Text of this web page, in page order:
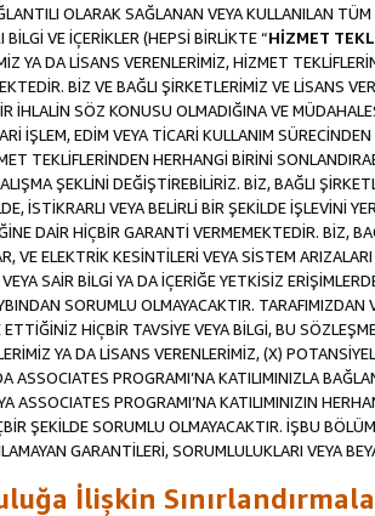
OLARAK SAĞLANAN VEYA KULLANILAN
VE İÇERİKLER (HEPSİ BİRLİKTE “HİZMET
YA DA LİSANS VERENLERİMİZ, HİZMET
BİZ VE BAĞLI ŞİRKETLERİMİZ VE LİSANS
İHLALİN SÖZ KONUSU OLMADIĞINA VE
İŞLEM, EDİM VEYA TİCARİ KULLANIM
TEKLİFLERİNDEN HERHANGİ BİRİNİ
ŞEKLİNİ DEĞİŞTİREBİLİRİZ. BİZ, BAĞLI
İSTİKRARLI VEYA BELİRLİ BİR ŞEKİLDE İŞLEVİNİ
DAİR HİÇBİR GARANTİ VERMEMEKTEDİR. BİZ,
VE ELEKTRİK KESİNTİLERİ VEYA SİSTEM
SAİR BİLGİ YA DA İÇERİĞE YETKİSİZ
SORUMLU OLMAYACAKTIR.
ETTİĞİNİZ HİÇBİR TAVSİYE VEYA BİLGİ, BU
YA DA LİSANS VERENLERİMİZ, (X)
ASSOCIATES PROGRAMI’NA KATILIMINIZLA
ASSOCIATES PROGRAMI’NA KATILIMINIZIN
ŞEKİLDE SORUMLU OLMAYACAKTIR. İŞBU
GARANTİLERİ, SORUMLULUKLARI VEYA
İlişkin